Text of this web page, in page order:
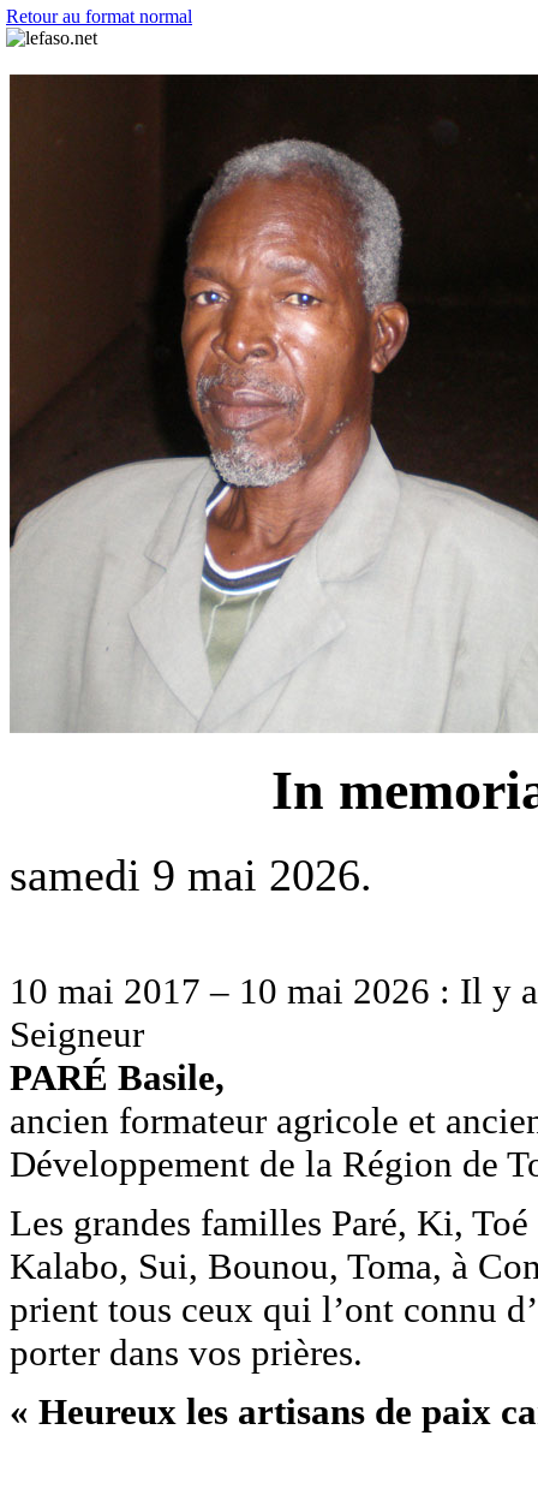
Retour au format normal
In
samedi 9 mai 2026.
10 mai 2017 – 10 mai 2026 : Il y
Seigneur
PARÉ Basile,
ancien formateur agricole et
Développement de la Région de
Les grandes familles Paré, Ki,
Kalabo, Sui, Bounou, Toma, à
prient tous ceux qui l’ont connu
porter dans vos prières.
« Heureux les artisans de paix